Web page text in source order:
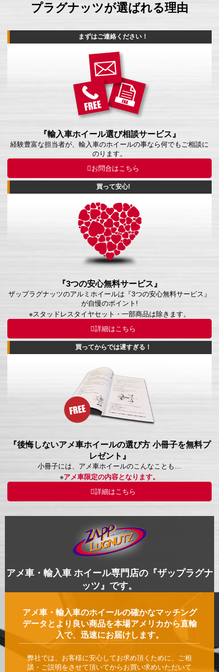
プラグナッツが選ばれる理由
まずはご連絡ください！
『輸入車ホイール選び相談サービス』
経験豊富な担当者が、輸入車のホイールの事なら何でもご相談に
のります。
お問合はこちら
買って安心!
『3つの安心無料サービス』
ザップラグナッツのアルミホイールは『3つの安心無料サービス』
が自慢のポイント!
※スタッドレスタイヤセット・一部商品は除きます。
詳細はこちら
買ってからでは遅すぎる！
『後悔しないアメ車ホイールの選び方 小冊子を無料プ
レゼント』
小冊子には、アメ車ホイールのこんなことも…
※アメ車限定の内容となります。
詳細はこちら
アメ車・輸入車 ホイール専門店の『ザップラグナ
ッツ』です。
アメ車・輸入車のホイールの確かなマッチング
データとより良い商品を本場アメリカから直輸
入で、迅速にお届けします。
弊社では、お客様に安心してお求め頂くために、ご相
談・ご説明をさせて頂いてからお買い求めいただいて